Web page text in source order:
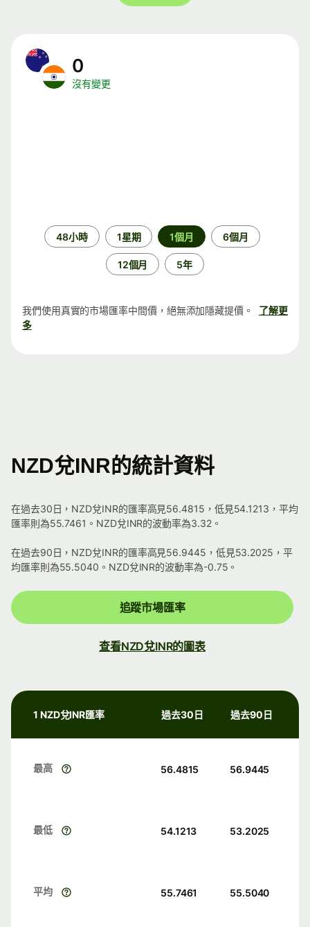
0
沒有變更
48小時 1星期 1個月 6個月
12個月 5年
我們使用真實的市場匯率中間價，絕無添加隱藏提價。
了解更
多
NZD兌INR的統計資料
在過去30日，NZD兌INR的匯率高見56.4815，低見54.1213，平均
匯率則為55.7461。NZD兌INR的波動率為3.32。
在過去90日，NZD兌INR的匯率高見56.9445，低見53.2025，平
均匯率則為55.5040。NZD兌INR的波動率為-0.75。
追蹤市場匯率
查看NZD兌INR的圖表
1 NZD兌INR匯率 過去30日 過去90日
最高 56.4815 56.9445
最低 54.1213 53.2025
平均 55.7461 55.5040